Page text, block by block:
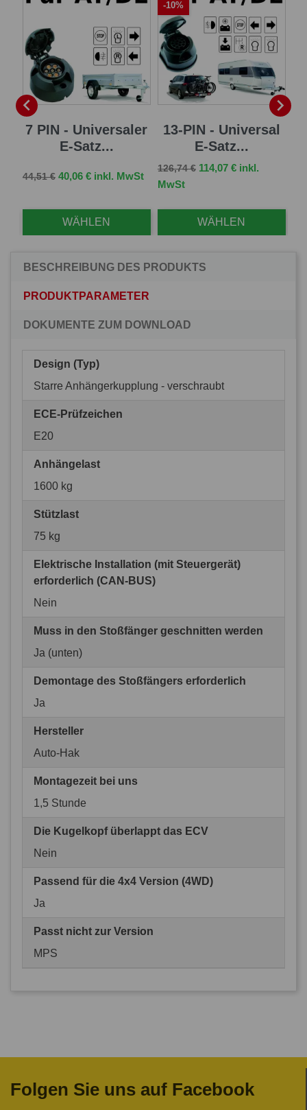

7 PIN - Universaler
E-Satz...
Verkaufspreis
44,51 € Preis
40,06 € inkl. MwSt
WÄHLEN
13-PIN - Universal
E-Satz...
Verkaufspreis
126,74 € Preis
114,07 € inkl.
MwSt
WÄHLEN
-10%

BESCHREIBUNG DES PRODUKTS
PRODUKTPARAMETER
DOKUMENTE ZUM DOWNLOAD
Design (Typ)
Starre Anhängerkupplung - verschraubt
ECE-Prüfzeichen
E20
Anhängelast
1600 kg
Stützlast
75 kg
Elektrische Installation (mit Steuergerät)
erforderlich (CAN-BUS)
Nein
Muss in den Stoßfänger geschnitten werden
Ja (unten)
Demontage des Stoßfängers erforderlich
Ja
Hersteller
Auto-Hak
Montagezeit bei uns
1,5 Stunde
Die Kugelkopf überlappt das ECV
Nein
Passend für die 4x4 Version (4WD)
Ja
Passt nicht zur Version
MPS
Folgen Sie uns auf Facebook